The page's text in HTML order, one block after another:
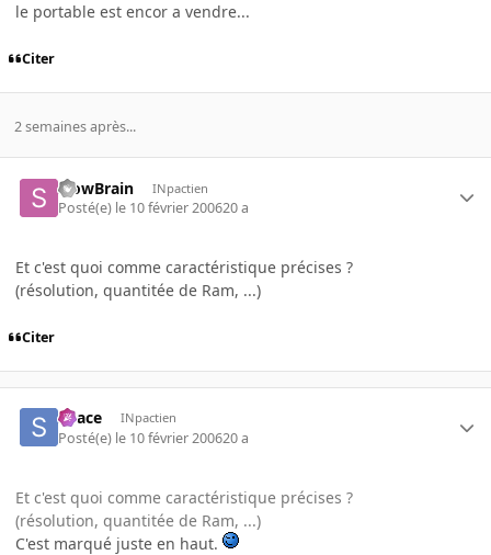
le portable est encor a vendre...
Citer
2 semaines après...
SlowBrain INpactien
Posté(e) le 10 février 200620 a
Et c'est quoi comme caractéristique précises ?
(résolution, quantitée de Ram, ...)
Citer
Space INpactien
Posté(e) le 10 février 200620 a
Et c'est quoi comme caractéristique précises ?
(résolution, quantitée de Ram, ...)
C'est marqué juste en haut.